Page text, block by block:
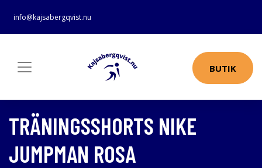
info@kajsabergqvist.nu
BUTIK
TRÄNINGSSHORTS NIKE
JUMPMAN ROSA